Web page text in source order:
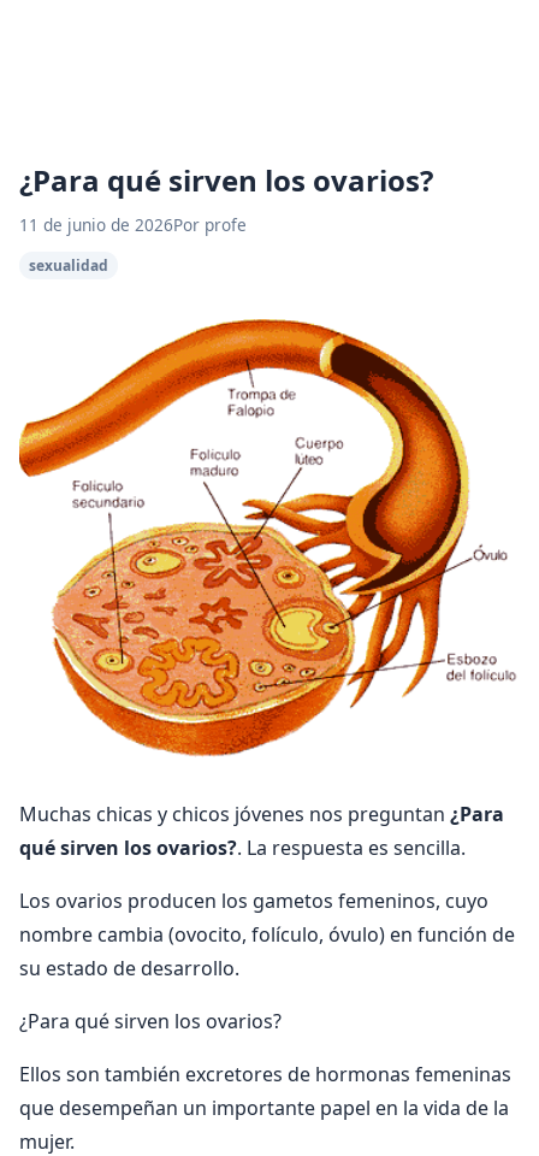
¿Para qué sirven los ovarios?
11 de junio de 2026Por profe
sexualidad
Muchas chicas y chicos jóvenes nos preguntan ¿Para
qué sirven los ovarios?. La respuesta es sencilla.
Los ovarios producen los gametos femeninos, cuyo
nombre cambia (ovocito, folículo, óvulo) en función de
su estado de desarrollo.
¿Para qué sirven los ovarios?
Ellos son también excretores de hormonas femeninas
que desempeñan un importante papel en la vida de la
mujer.